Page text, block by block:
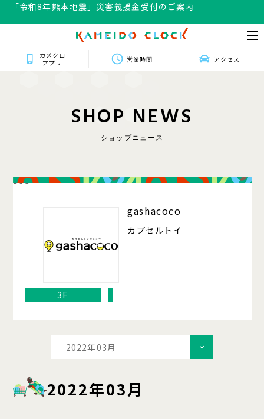
「令和8年熊本地震」災害義援金受付のご案内
カメクロ
アプリ
営業時間 アクセス
SHOP NEWS
ショップニュース
308
gashacoco
カプセルトイ
3F
2022年03月
2022年03月